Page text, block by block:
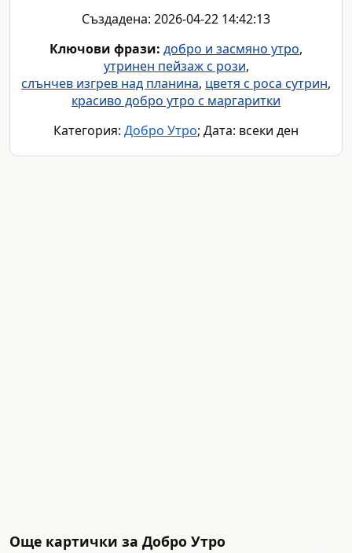
Създадена: 2026-04-22 14:42:13
Ключови фрази: добро и засмяно утро,
утринен пейзаж с рози,
слънчев изгрев над планина, цветя с роса сутрин,
красиво добро утро с маргаритки
Категория: Добро Утро; Дата: всеки ден
Още картички за Добро Утро